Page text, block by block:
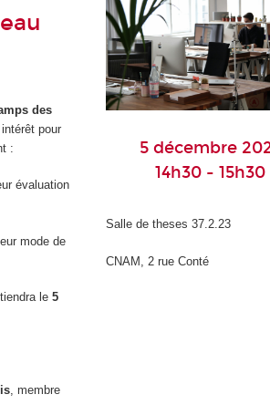
des
pour
:
évaluation
mode de
le 5
, membre
5 décembre
14h30 - 15h30
Salle de theses 37.2.23
CNAM, 2 rue Conté